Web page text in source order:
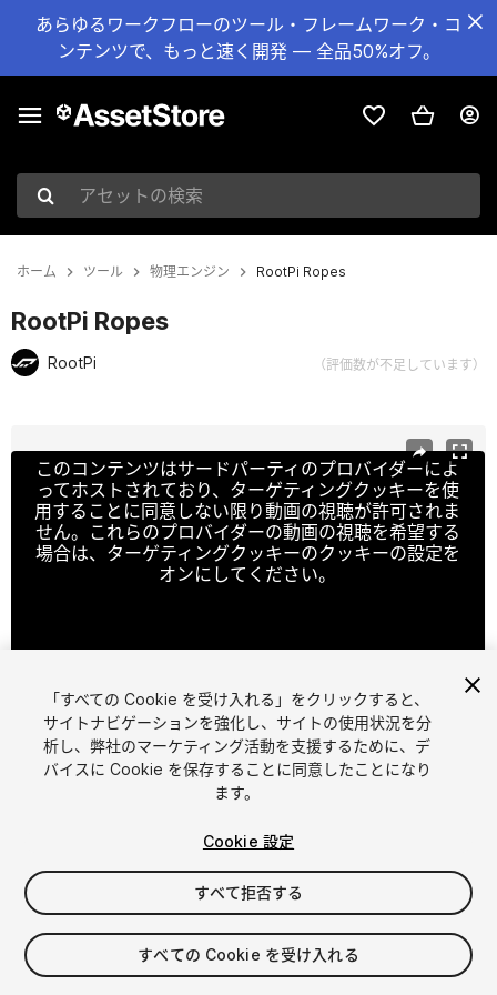
あらゆるワークフローのツール・フレームワーク・コ
ンテンツで、もっと速く開発 — 全品50%オフ。
アセットの検索
ホーム ツール 物理エンジン RootPi Ropes
RootPi Ropes
RootPi （評価数が不足しています）
このコンテンツはサードパーティのプロバイダーによ
ってホストされており、ターゲティングクッキーを使
用することに同意しない限り動画の視聴が許可されま
せん。これらのプロバイダーの動画の視聴を希望する
場合は、ターゲティングクッキーのクッキーの設定を
オンにしてください。
1 /5
$10
シート 1
「すべての Cookie を受け入れる」をクリックすると、
サイトナビゲーションを強化し、サイトの使用状況を分
析し、弊社のマーケティング活動を支援するために、デ
バイスに Cookie を保存することに同意したことになり
ます。
Cookie 設定
すべて拒否する
すべての Cookie を受け入れる